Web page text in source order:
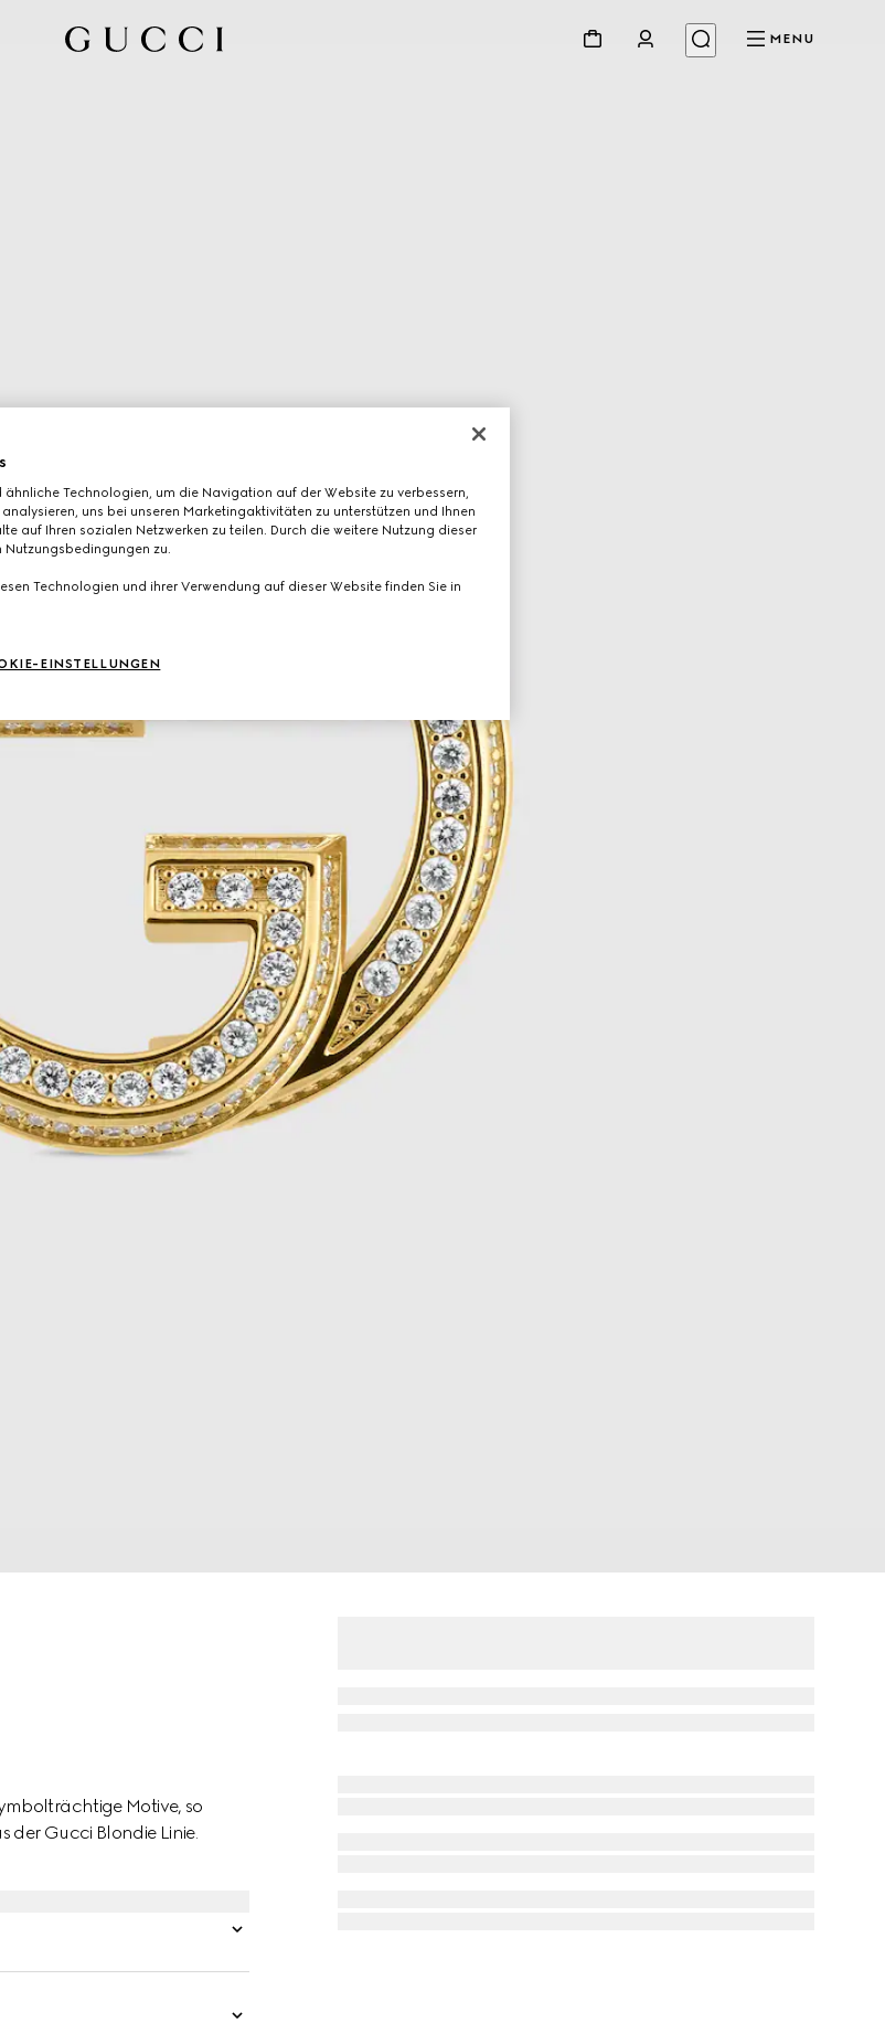
MENU
Motive, so
der Gucci Blondie Linie.
Technologien, um die Navigation auf der Website zu verbessern,
uns bei unseren Marketingaktivitäten zu unterstützen und Ihnen
auf Ihren sozialen Netzwerken zu teilen. Durch die weitere Nutzung dieser
Nutzungsbedingungen zu.
Technologien und ihrer Verwendung auf dieser Website finden Sie in
EINSTELLUNGEN